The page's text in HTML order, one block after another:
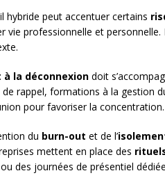
hybride peut accentuer certains
vie professionnelle et
à la déconnexion doit
rappel, formations à la gestion
pour favoriser la concentration.
du burn-out et de l’
mettent en place des
des journées de présentiel